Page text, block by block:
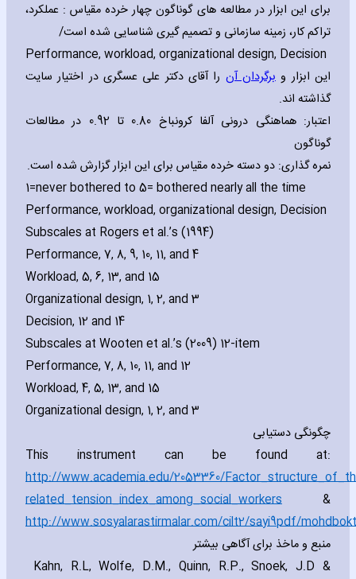
برای این ابزار در مطالعه های گوناگون چهار خرده مقیاس : عملکرد،
تراکم کار، زمینه سازمانی و تصمیم گیری شناسایی شده است/
Performance‚ workload‚ organizational design‚ Decision
این ابزار و برگردان آن را آقای دکتر علی عسگری در اختیار سایت
گذاشته اند.
اعتبار: هماهنگی درونی آلفا کرونباخ 0.80 تا 0.92 در مطالعات
گوناگون
نمره گذاری: دو دسته خرده مقیاس برای این ابزار گزارش شده است.
1=never bothered to 5= bothered nearly all the time
Performance‚ workload‚ organizational design‚ Decision
Subscales at Rogers et al.’s (1994)
Performance‚ 7‚ 8‚ 9‚ 10‚ 11‚ and 4
Workload‚ 5‚ 6‚ 13‚ and 15
Organizational design‚ 1‚ 2‚ and 3
Decision‚ 12 and 14
Subscales at Wooten et al.’s (2009) 12-item
Performance‚ 7‚ 8‚ 10‚ 11‚ and 12
Workload‚ 4‚ 5‚ 13‚ and 15
Organizational design‚ 1‚ 2‚ and 3
چگونگی دستیابی
This instrument can be found at:
http://www.academia.edu/2053360/
related_tension_index_among_social_workers &
http://www.sosyalarastirmalar.com/cilt2/sayi9pdf/
منبع و ماخذ برای آگاهی بیشتر
Kahn‚ R.L‚ Wolfe‚ D.M.‚ Quinn‚ R.P.‚ Snoek‚ J.D &